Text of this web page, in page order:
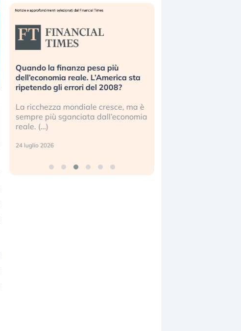
Quando la finanza pesa più
dell’economia reale. L’America sta
ripetendo gli errori del 2008?
La ricchezza mondiale cresce, ma è
sempre più sganciata dall’economia
reale. (…)
24 luglio 2026